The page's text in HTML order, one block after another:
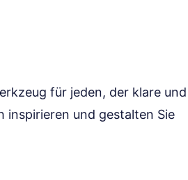
für jeden, der klare und
inspirieren und gestalten Sie